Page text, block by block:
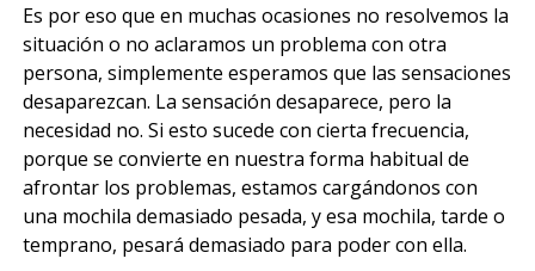
Es por eso que en muchas ocasiones no resolvemos la
situación o no aclaramos un problema con otra
persona, simplemente esperamos que las sensaciones
desaparezcan. La sensación desaparece, pero la
necesidad no. Si esto sucede con cierta frecuencia,
porque se convierte en nuestra forma habitual de
afrontar los problemas, estamos cargándonos con
una mochila demasiado pesada, y esa mochila, tarde o
temprano, pesará demasiado para poder con ella.